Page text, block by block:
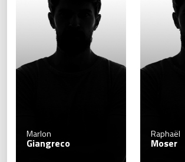
Marlon
Giangreco
Raphaël
Moser